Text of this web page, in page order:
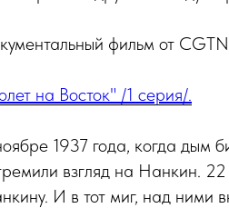
фильм от
на Восток" /1 серия/.
1937 года, когда дым
взгляд на Нанкин.
И в тот миг, над ними